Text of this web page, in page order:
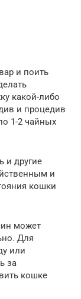
и поить
какой-либо
и процедив
1-2 чайных
и другие
и
кошки
может
Для
или
за
кошке